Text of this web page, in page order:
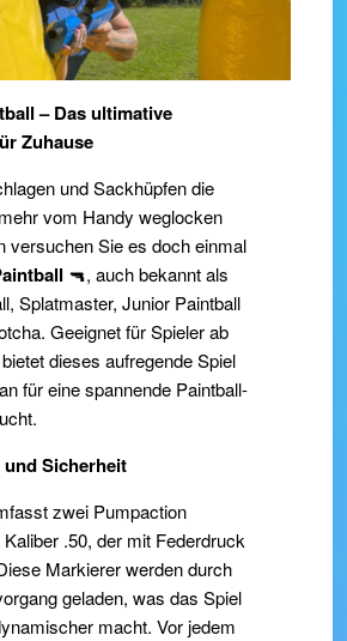
– Das ultimative
Zuhause
und Sackhüpfen die
vom Handy weglocken
versuchen Sie es doch einmal
🔫, auch bekannt als
Splatmaster, Junior Paintball
Geeignet für Spieler ab
dieses aufregende Spiel
für eine spannende Paintball-
Sicherheit
zwei Pumpaction
.50, der mit Federdruck
Markierer werden durch
geladen, was das Spiel
macht. Vor jedem